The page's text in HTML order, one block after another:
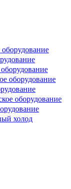
оборудование
оборудование
холод